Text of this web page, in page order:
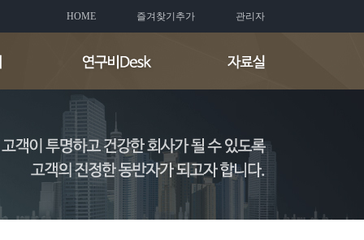
HOME 즐겨찾기추가 관리자